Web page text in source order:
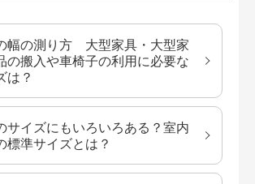
幅の測り方 大型家具・大型家
の搬入や車椅子の利用に必要な
は？
サイズにもいろいろある？室内
標準サイズとは？